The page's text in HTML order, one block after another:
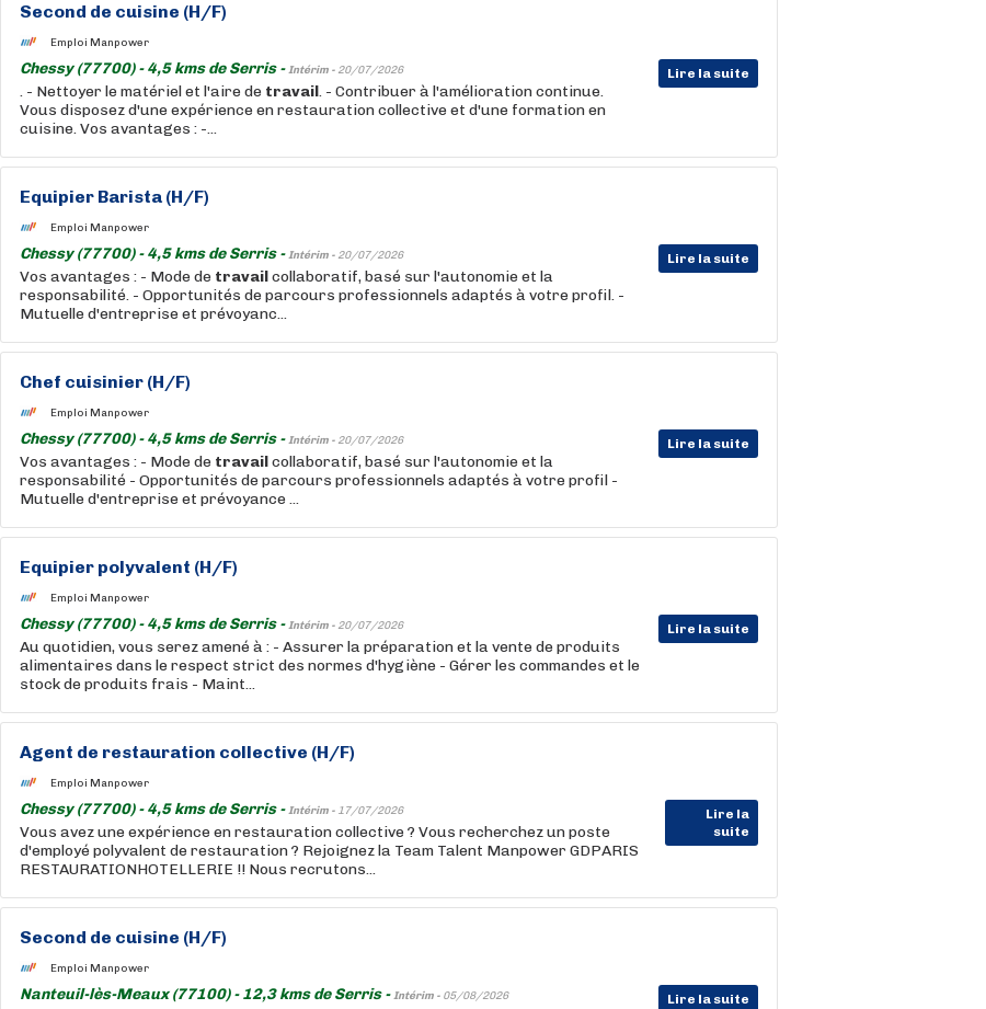
Second de cuisine (H/F)
Emploi Manpower
Chessy (77700) - 4,5 kms de Serris -Intérim - 20/07/2026 Lire la suite
. - Nettoyer le matériel et l'aire de travail. - Contribuer à l'amélioration continue.
Vous disposez d'une expérience en restauration collective et d'une formation en
cuisine. Vos avantages : -...
Equipier Barista (H/F)
Emploi Manpower
Chessy (77700) - 4,5 kms de Serris -Intérim - 20/07/2026 Lire la suite
Vos avantages : - Mode de travailcollaboratif, basé sur l'autonomie et la
responsabilité. - Opportunités de parcours professionnels adaptés à votre profil. -
Mutuelle d'entreprise et prévoyanc...
Chef cuisinier (H/F)
Emploi Manpower
Chessy (77700) - 4,5 kms de Serris -Intérim - 20/07/2026 Lire la suite
Vos avantages : - Mode de travailcollaboratif, basé sur l'autonomie et la
responsabilité - Opportunités de parcours professionnels adaptés à votre profil -
Mutuelle d'entreprise et prévoyance ...
Equipier polyvalent (H/F)
Emploi Manpower
Chessy (77700) - 4,5 kms de Serris -Intérim - 20/07/2026 Lire la suite
Au quotidien, vous serez amené à : - Assurer la préparation et la vente de produits
alimentaires dans le respect strict des normes d'hygiène - Gérer les commandes et le
stock de produits frais - Maint...
Agent de restauration collective (H/F)
Emploi Manpower
Chessy (77700) - 4,5 kms de Serris -Intérim - 17/07/2026
Lire la
suite
Vous avez une expérience en restauration collective ? Vous recherchez un poste
d'employé polyvalent de restauration ? Rejoignez la Team Talent Manpower GDPARIS
RESTAURATIONHOTELLERIE !! Nous recrutons...
Second de cuisine (H/F)
Emploi Manpower
Nanteuil-lès-Meaux (77100) - 12,3 kms de Serris -Intérim - 05/08/2026 Lire la suite